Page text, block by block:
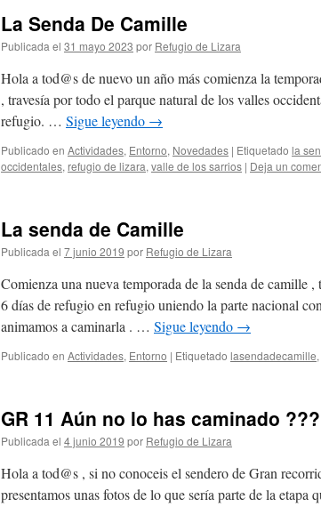
La Senda De Camille
Publicada el 31 mayo 2023 por Refugio de Lizara
Hola a tod@s de nuevo un año más comienza la
, travesía por todo el parque natural de los valles
refugio. … Sigue leyendo →
Publicado en Actividades, Entorno, Novedades | Etiquetado la
occidentales, refugio de lizara, valle de los sarrios | Deja un
La senda de Camille
Publicada el 7 junio 2019 por Refugio de Lizara
Comienza una nueva temporada de la senda de camille
6 días de refugio en refugio uniendo la parte nacional
animamos a caminarla . … Sigue leyendo →
Publicado en Actividades, Entorno | Etiquetado lasendadecamille,
GR 11 Aún no lo has caminado
Publicada el 4 junio 2019 por Refugio de Lizara
Hola a tod@s , si no conoceis el sendero de Gran
presentamos unas fotos de lo que sería parte de la etapa